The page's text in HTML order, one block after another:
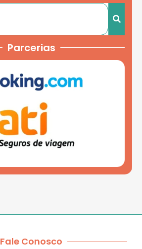
Parcerias
Fale Conosco